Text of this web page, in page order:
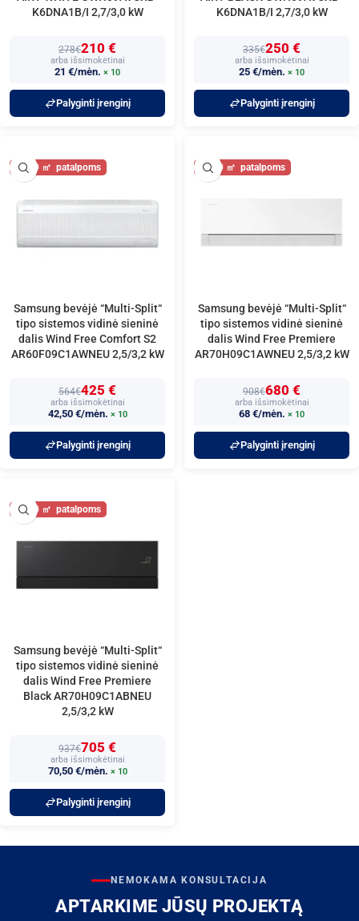
K6DNA1B/I 2,7/3,0 kW
278€210 €
arba išsimokėtinai
21 €/mėn. × 10
Palyginti įrenginį
K6DNA1B/I 2,7/3,0 kW
335€250 €
arba išsimokėtinai
25 €/mėn. × 10
Palyginti įrenginį
30
Samsung bevėjė “Multi-Split“
tipo sistemos vidinė sieninė
dalis Wind Free Comfort S2
AR60F09C1AWNEU 2,5/3,2 kW
564€425 €
arba išsimokėtinai
42,50 €/mėn. × 10
Palyginti įrenginį
30
Samsung bevėjė “Multi-Split“
tipo sistemos vidinė sieninė
dalis Wind Free Premiere
AR70H09C1AWNEU 2,5/3,2 kW
908€680 €
arba išsimokėtinai
68 €/mėn. × 10
Palyginti įrenginį
30
Samsung bevėjė “Multi-Split“
tipo sistemos vidinė sieninė
dalis Wind Free Premiere
Black AR70H09C1ABNEU
2,5/3,2 kW
937€705 €
arba išsimokėtinai
70,50 €/mėn. × 10
Palyginti įrenginį
NEMOKAMA KONSULTACIJA
APTARKIME JŪSŲ PROJEKTĄ